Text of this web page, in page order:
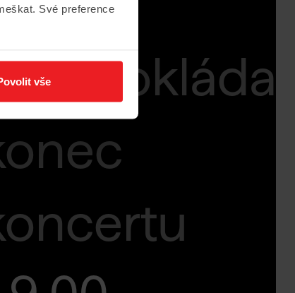
Své preference
vše